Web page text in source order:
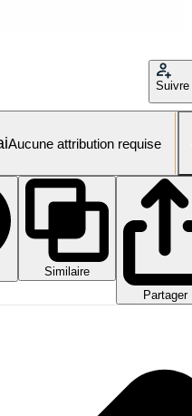
Suivre
Aucune attribution requise
Similaire
Partager